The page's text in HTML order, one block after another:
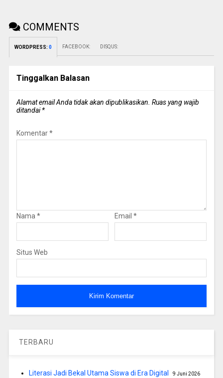
COMMENTS
WORDPRESS: 0 FACEBOOK: DISQUS:
Tinggalkan Balasan
Alamat email Anda tidak akan dipublikasikan. Ruas yang wajib
ditandai*
Komentar*
Nama* Email *
Situs Web
TERBARU
Literasi Jadi Bekal Utama Siswa di Era Digital 9 Juni 2026